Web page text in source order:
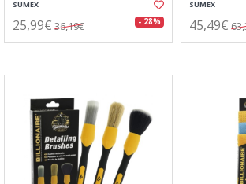
SUMEX
25,99€ 36,19€ - 28%
SUMEX
45,49€